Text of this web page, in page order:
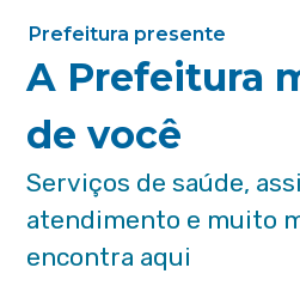
Prefeitura presente
A Prefeitura
de você
Serviços de saúde,
atendimento e muito
encontra aqui